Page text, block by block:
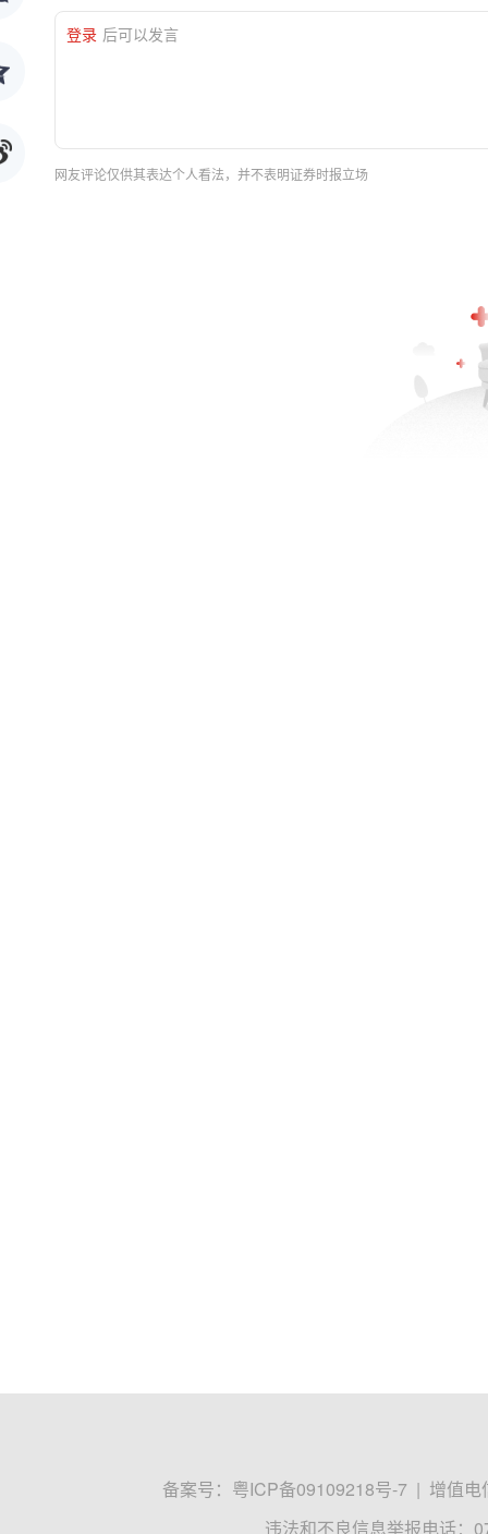
登录 后可以发言
网友评论仅供其表达个人看法，并不表明证券时报立场
备案号： 粤ICP备09109218号-7 | 增值电
违法和不良信息举报电话：